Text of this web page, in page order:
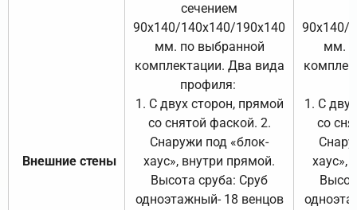
Внешние стены
сечением
90х140/140х140/190х140
мм. по выбранной
комплектации. Два вида
профиля:
1. С двух сторон, прямой
со снятой фаской. 2.
Снаружи под «блок-
хаус», внутри прямой.
Высота сруба: Сруб
одноэтажный- 18 венцов
90х140/
мм.
1. С
со
хаус»,